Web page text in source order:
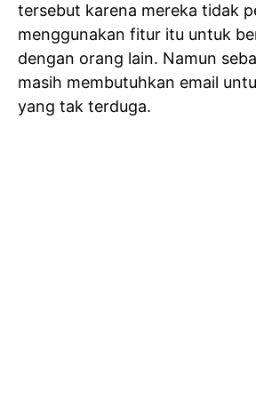
tersebut karena mereka tidak
menggunakan fitur itu untuk
dengan orang lain. Namun
masih membutuhkan email
yang tak terduga.